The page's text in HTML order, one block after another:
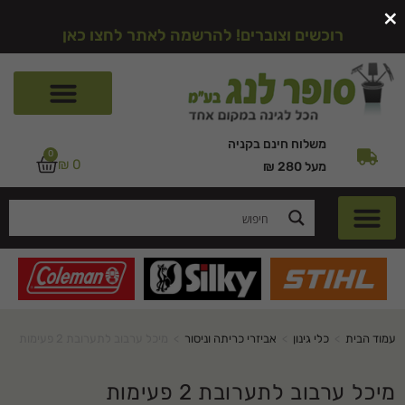
רוכשים וצוברים! להרשמה לאתר לחצו כאן
משלוח חינם בקניה
מעל 280 ₪
₪ 0
0
עמוד הבית כלי גינון אביזרי כריתה וניסור
מיכל ערבוב לתערובת 2 פעימות
×